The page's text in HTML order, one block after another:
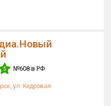
5 №608 в РФ
ул. Кедровая